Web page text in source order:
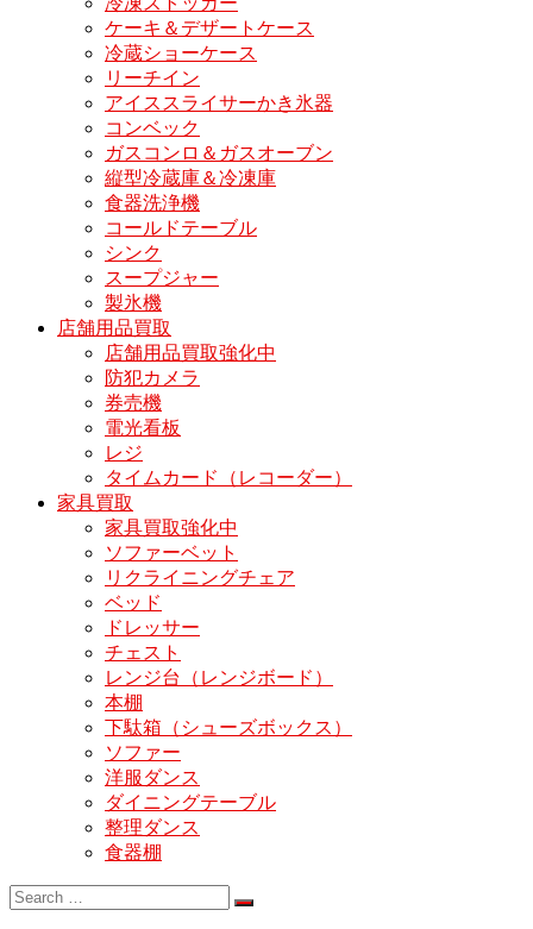
ケーキ＆デザートケース
冷蔵ショーケース
リーチイン
アイススライサーかき氷器
コンベック
ガスコンロ＆ガスオーブン
縦型冷蔵庫＆冷凍庫
食器洗浄機
コールドテーブル
シンク
スープジャー
製氷機
店舗用品買取
店舗用品買取強化中
防犯カメラ
券売機
電光看板
レジ
タイムカード（レコーダー）
家具買取
家具買取強化中
ソファーベット
リクライニングチェア
ベッド
ドレッサー
チェスト
レンジ台（レンジボード）
本棚
下駄箱（シューズボックス）
ソファー
洋服ダンス
ダイニングテーブル
整理ダンス
食器棚